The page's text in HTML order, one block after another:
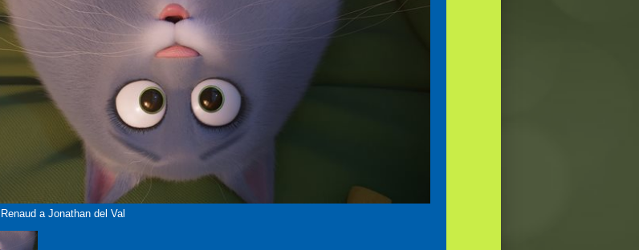
a Jonathan del Val